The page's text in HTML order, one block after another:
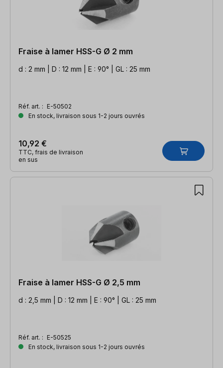
Fraise à lamer HSS-G Ø 2 mm
d : 2 mm | D : 12 mm | E : 90° | GL : 25 mm
Réf. art. : E-50502
En stock, livraison sous 1-2 jours ouvrés
10,92 €
TTC, frais de livraison
en sus
Fraise à lamer HSS-G Ø 2,5 mm
d : 2,5 mm | D : 12 mm | E : 90° | GL : 25 mm
Réf. art. : E-50525
En stock, livraison sous 1-2 jours ouvrés